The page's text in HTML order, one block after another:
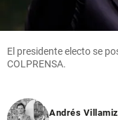
El presidente electo se
COLPRENSA.
Andrés